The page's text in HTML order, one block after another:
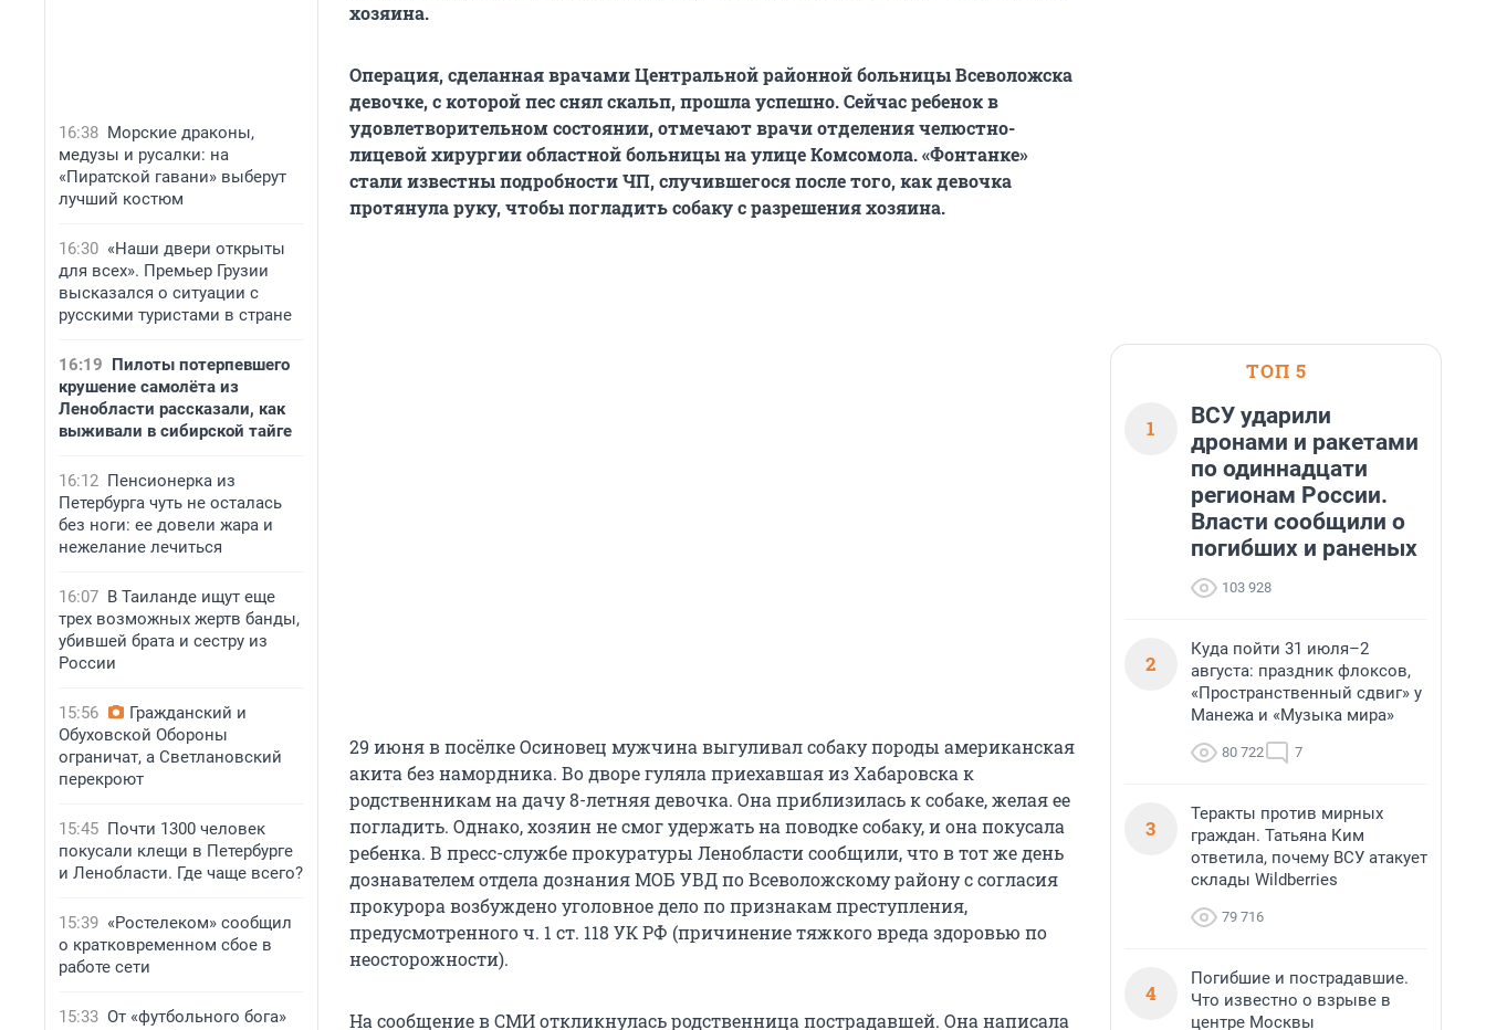
16:38 Морские драконы,
медузы и русалки: на
«Пиратской гавани» выберут
лучший костюм
16:30 «Наши двери открыты
для всех». Премьер Грузии
высказался о ситуации с
русскими туристами в стране
16:19 Пилоты потерпевшего
крушение самолёта из
Ленобласти рассказали, как
выживали в сибирской тайге
16:12 Пенсионерка из
Петербурга чуть не осталась
без ноги: ее довели жара и
нежелание лечиться
16:07 В Таиланде ищут еще
трех возможных жертв банды,
убившей брата и сестру из
России
15:56
Гражданский и
Обуховской Обороны
ограничат, а Светлановский
перекроют
15:45 Почти 1300 человек
покусали клещи в Петербурге
и Ленобласти. Где чаще всего?
15:39 «Ростелеком» сообщил
о кратковременном сбое в
работе сети
15:33 От «футбольного бога»
хозяина.
Операция, сделанная врачами Центральной районной больницы Всеволожска
девочке, с которой пес снял скальп, прошла успешно. Сейчас ребенок в
удовлетворительном состоянии, отмечают врачи отделения челюстно-
лицевой хирургии областной больницы на улице Комсомола. «Фонтанке»
стали известны подробности ЧП, случившегося после того, как девочка
протянула руку, чтобы погладить собаку с разрешения хозяина.
29 июня в посёлке Осиновец мужчина выгуливал собаку породы американская
акита без намордника. Во дворе гуляла приехавшая из Хабаровска к
родственникам на дачу 8-летняя девочка. Она приблизилась к собаке, желая ее
погладить. Однако, хозяин не смог удержать на поводке собаку, и она покусала
ребенка. В пресс-службе прокуратуры Ленобласти сообщили, что в тот же день
дознавателем отдела дознания МОБ УВД по Всеволожскому району с согласия
прокурора возбуждено уголовное дело по признакам преступления,
предусмотренного ч. 1 ст. 118 УК РФ (причинение тяжкого вреда здоровью по
неосторожности).
На сообщение в СМИ откликнулась родственница пострадавшей. Она написала
ТОП 5
1
ВСУ ударили
дронами и ракетами
по одиннадцати
регионам России.
Власти сообщили о
погибших и раненых
103 928
2
Куда пойти 31 июля–2
августа: праздник флоксов,
«Пространственный сдвиг» у
Манежа и «Музыка мира»
80 722 7
3
Теракты против мирных
граждан. Татьяна Ким
ответила, почему ВСУ атакует
склады Wildberries
79 716
4
Погибшие и пострадавшие.
Что известно о взрыве в
центре Москвы